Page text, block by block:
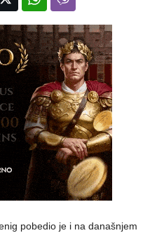
pobedio je i na današnjem